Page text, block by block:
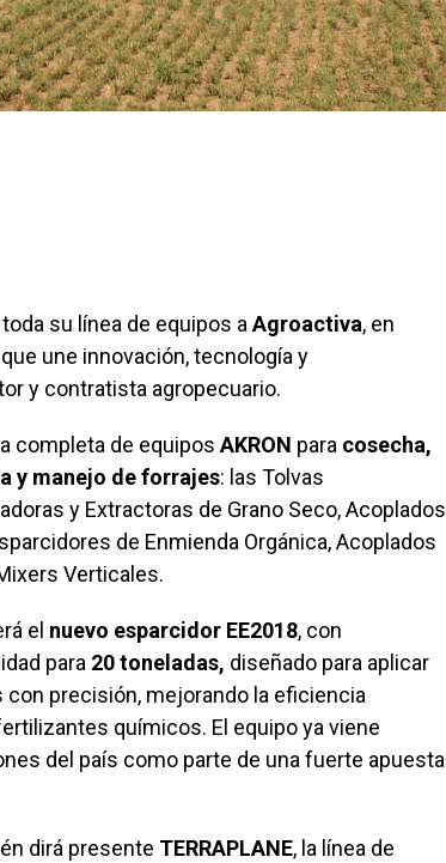
toda su línea de equipos aAgroactiva, en
une innovación, tecnología y
y contratista agropecuario.
completa de equiposAKRON para cosecha,
y manejo de forrajes: las Tolvas
y Extractoras de Grano Seco, Acoplados
de Enmienda Orgánica, Acoplados
Verticales.
el nuevo esparcidor EE2018, con
para 20 toneladas, diseñado para aplicar
precisión, mejorando la eficiencia
químicos. El equipo ya viene
del país como parte de una fuerte apuesta
dirá presente TERRAPLANE, la línea de